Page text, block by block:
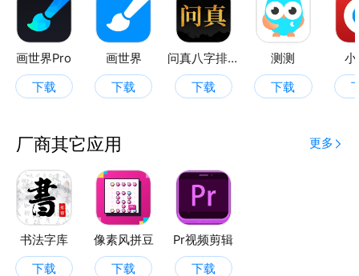
四组干支（年柱、月柱、日柱、时柱）。
【五运六气】运气解析，包括岁运、主运、客运、主
气、客气、客主加临等。
画世界Pro
下载
画世界
下载
问真八字排盘
下载
测测
下载
厂商其它应用 更多
书法字库
下载
像素风拼豆
下载
Pr视频剪辑
下载